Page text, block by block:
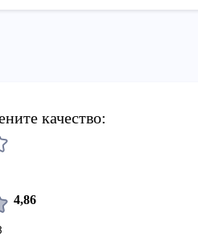
качество:
4,86